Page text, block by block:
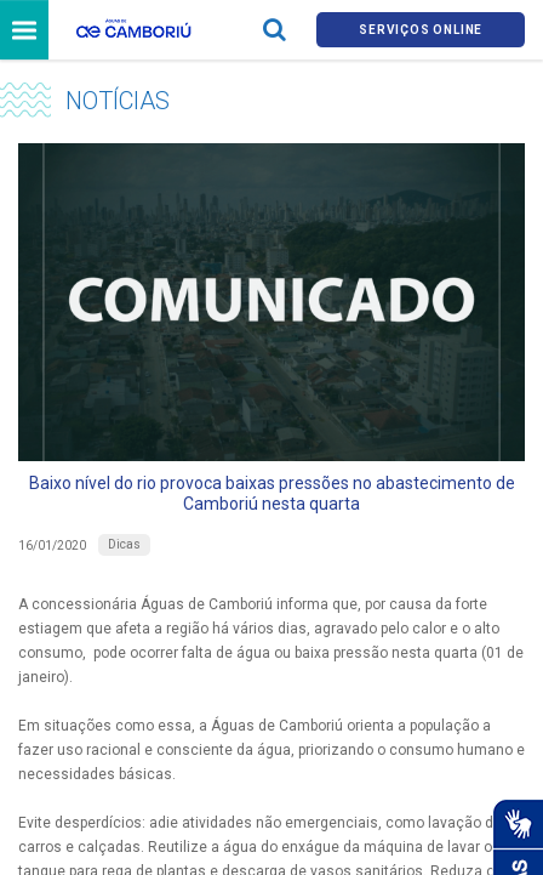
SERVIÇOS ONLINE
NOTÍCIAS
Baixo nível do rio provoca baixas pressões no abastecimento de
Camboriú nesta quarta
16/01/2020 Dicas
A concessionária Águas de Camboriú informa que, por causa da forte
estiagem que afeta a região há vários dias, agravado pelo calor e o alto
consumo, pode ocorrer falta de água ou baixa pressão nesta quarta (01 de
janeiro).
Em situações como essa, a Águas de Camboriú orienta a população a
fazer uso racional e consciente da água, priorizando o consumo humano e
necessidades básicas.
Evite desperdícios: adie atividades não emergenciais, como lavação de
carros e calçadas. Reutilize a água do enxágue da máquina de lavar ou do
tanque para rega de plantas e descarga de vasos sanitários. Reduza o